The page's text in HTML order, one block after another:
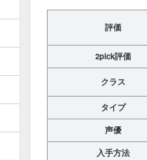
評価
2pick評価
クラス
タイプ
声優
入手方法